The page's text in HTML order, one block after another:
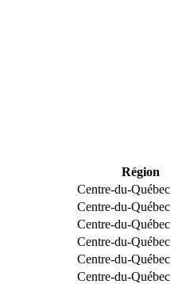
Région
Centre-du-Québec
Centre-du-Québec
Centre-du-Québec
Centre-du-Québec
Centre-du-Québec
Centre-du-Québec